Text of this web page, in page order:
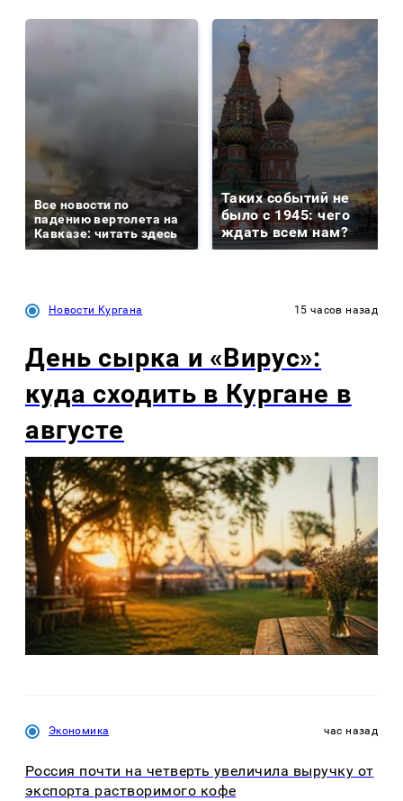
Все новости по
падению вертолета на
Кавказе: читать здесь
Таких событий не
было с 1945: чего
ждать всем нам?
Новости Кургана 15 часов назад
День сырка и «Вирус»:
куда сходить в Кургане в
августе
Экономика час назад
Россия почти на четверть увеличила выручку от
экспорта растворимого кофе